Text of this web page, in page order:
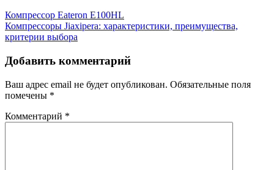
Компрессор Eateron E100HL
Компрессоры Jiaxipera: характеристики, преимущества,
критерии выбора
Добавить комментарий
Ваш адрес email не будет опубликован. Обязательные поля
помечены *
Комментарий *